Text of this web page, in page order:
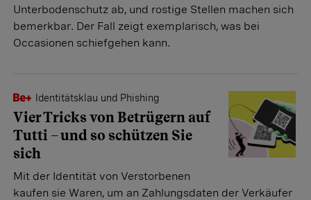
Unterbodenschutz ab, und rostige Stellen machen sich
bemerkbar. Der Fall zeigt exemplarisch, was bei
Occasionen schiefgehen kann.
Identitätsklau und Phishing
Vier Tricks von Betrügern auf
Tutti – und so schützen Sie
sich
Mit der Identität von Verstorbenen
kaufen sie Waren, um an Zahlungsdaten der Verkäufer